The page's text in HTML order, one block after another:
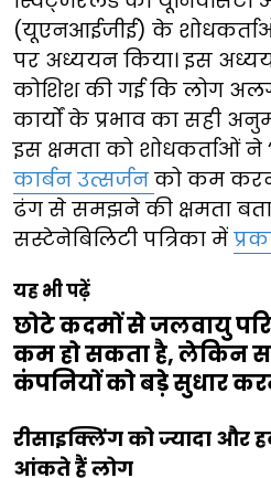
(यूएनआईजीई) के
पर अध्ययन किया। इस
कोशिश की गई कि लोग
कार्यों के प्रभाव का सही
इस क्षमता को शोधकर्ताओं ने
कार्बन उत्सर्जन को कम करने
ढंग से समझने की क्षमता
सस्टेनेबिलिटी पत्रिका में
यह भी पढ़ें
छोटे कदमों से जलवायु
कम हो सकता है, लेकिन
कंपनियों को बड़े सुधार
रीसाइक्लिंग को ज्यादा और
आंकते हैं लोग